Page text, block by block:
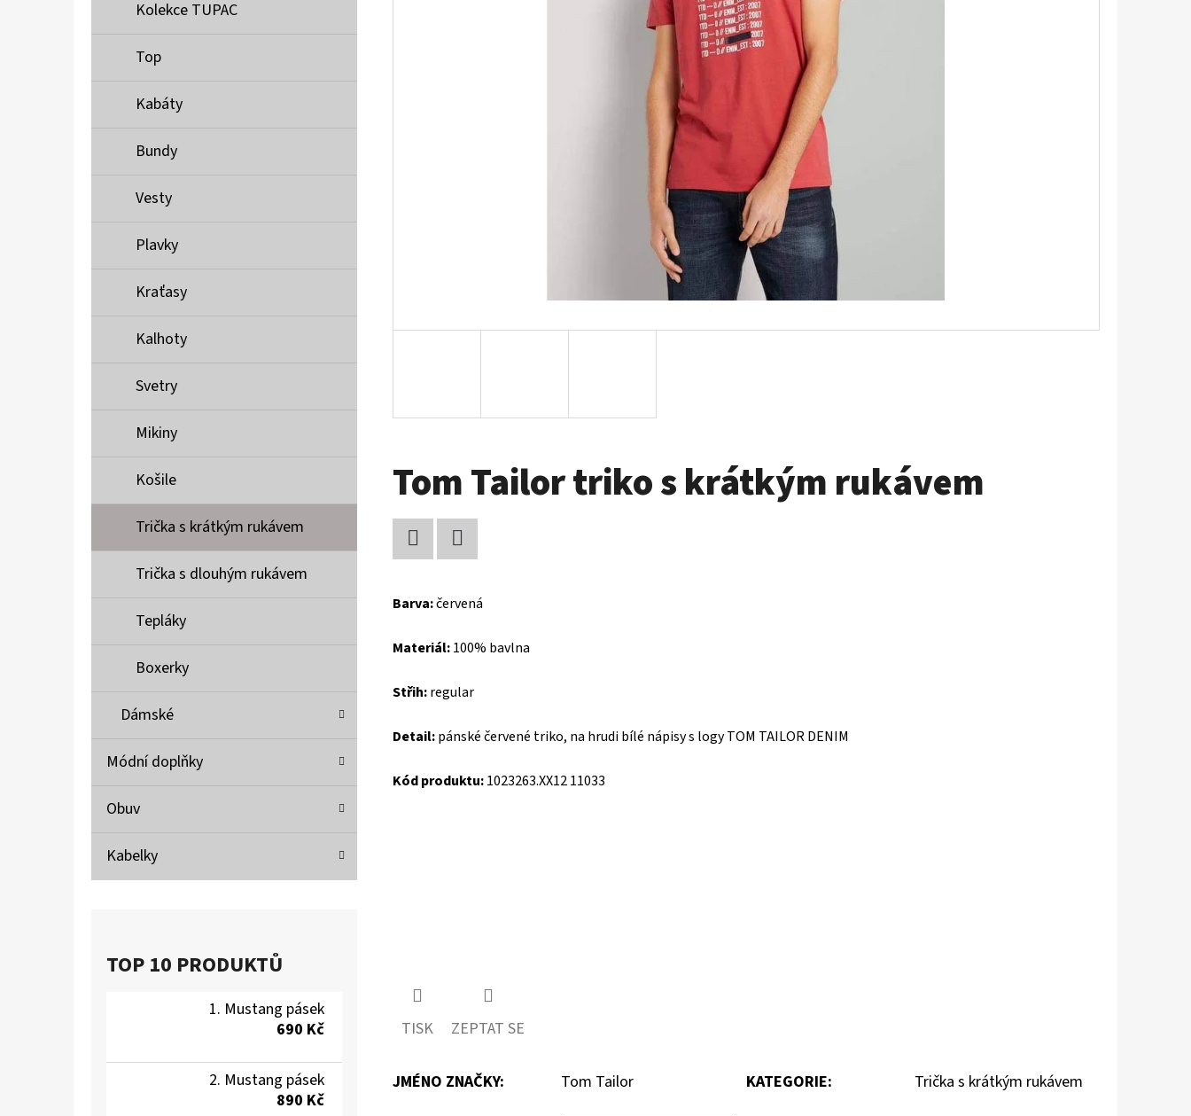
Kolekce TUPAC
Top
Kabáty
Bundy
Vesty
Plavky
Kraťasy
Kalhoty
Svetry
Mikiny
Košile
Trička s krátkým rukávem
Trička s dlouhým rukávem
Tepláky
Boxerky
Dámské
Módní doplňky
Obuv
Kabelky
TOP 10 PRODUKTŮ
Mustang pásek
690 Kč
Mustang pásek
890 Kč
Tom Tailor triko s krátkým rukávem
Barva:červená
Materiál:100% bavlna
Střih:regular
Detail:pánské červené triko, na hrudi bílé nápisy s logy TOM TAILOR DENIM
Kód produktu:1023263.XX12 11033
TISK ZEPTAT SE
JMÉNO ZNAČKY: Tom Tailor KATEGORIE: Trička s krátkým rukávem
MUSTANG PÁSEK
MUSTANG PÁNSKÉ TRIKO S KRÁTKÝM
399 Kč